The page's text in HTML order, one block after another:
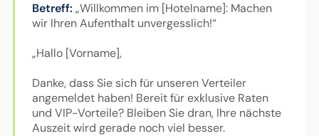
Betreff: „Willkommen im [Hotelname]: Machen
wir Ihren Aufenthalt unvergesslich!“
„Hallo [Vorname],
Danke, dass Sie sich für unseren Verteiler
angemeldet haben! Bereit für exklusive Raten
und VIP-Vorteile? Bleiben Sie dran, Ihre nächste
Auszeit wird gerade noch viel besser.